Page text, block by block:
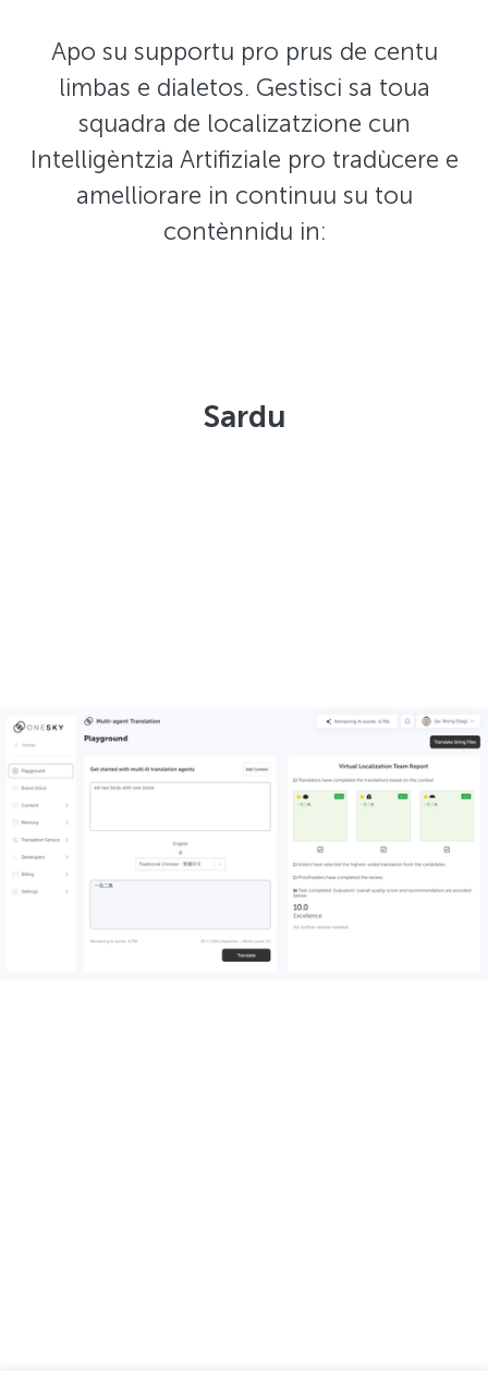
Apo su supportu pro prus de centu
limbas e dialetos. Gestisci sa toua
squadra de localizatzione cun
Intelligèntzia Artifiziale pro tradùcere e
amelliorare in continuu su tou
contènnidu in:
Sardu